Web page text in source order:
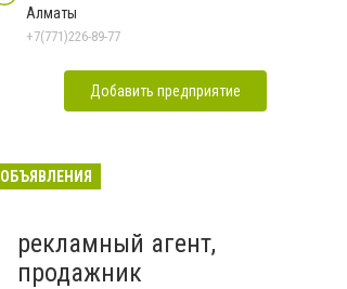
Алматы
+7(771)226-89-77
Добавить предприятие
ОБЪЯВЛЕНИЯ
рекламный агент,
продажник